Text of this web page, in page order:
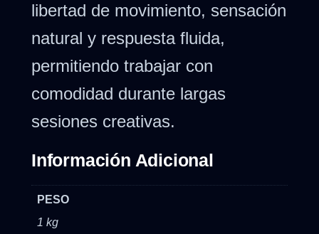
libertad de movimiento, sensación
natural y respuesta fluida,
permitiendo trabajar con
comodidad durante largas
sesiones creativas.
Información Adicional
PESO
1 kg